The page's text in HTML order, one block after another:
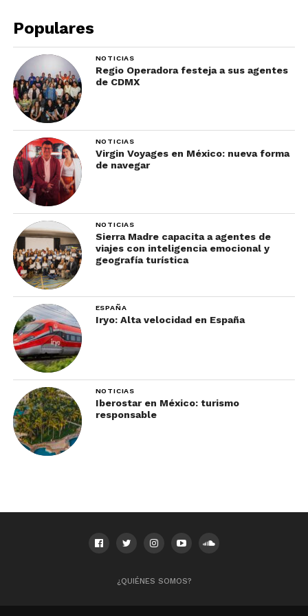
alcanzar grandes logros para nuestros clientes”,
Populares
NOTICIAS
Regio Operadora festeja a sus agentes
de CDMX
NOTICIAS
Virgin Voyages en México: nueva forma
de navegar
NOTICIAS
Sierra Madre capacita a agentes de
viajes con inteligencia emocional y
geografía turística
ESPAÑA
Iryo: Alta velocidad en España
NOTICIAS
Iberostar en México: turismo
responsable
¿QUIÉNES SOMOS?